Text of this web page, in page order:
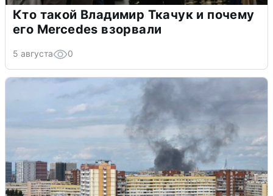
Кто такой Владимир Ткачук и почему
его Mercedes взорвали
5 августа 0